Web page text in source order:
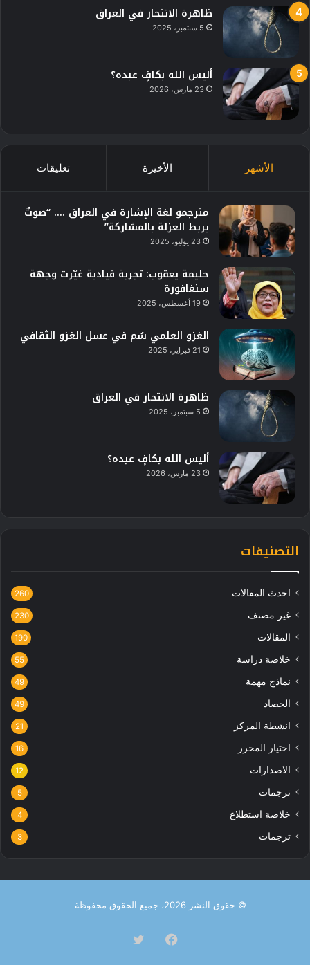
ظاهرة الانتحار في العراق
5 سبتمبر، 2025
أليس الله بكافٍ عبده؟
23 مارس، 2026
الأشهر الأخيرة تعليقات
مترجمو لغة الإشارة في العراق …. “صوتٌ
يربط العزلة بالمشاركة”
23 يوليو، 2025
حليمة يعقوب: تجربة قيادية غيّرت وجهة
سنغافورة
19 أغسطس، 2025
الغزو العلمي سُم في عسل الغزو الثقافي
21 فبراير، 2025
ظاهرة الانتحار في العراق
5 سبتمبر، 2025
أليس الله بكافٍ عبده؟
23 مارس، 2026
التصنيفات
احدث المقالات 260
غير مصنف 230
المقالات 190
خلاصة دراسة 55
نماذج مهمة 49
الحصاد 49
انشطة المركز 21
اختيار المحرر 16
الاصدارات 12
ترجمات 5
خلاصة استطلاع 4
ترجمات 3
© حقوق النشر 2026، جميع الحقوق محفوظة
فيسبوك